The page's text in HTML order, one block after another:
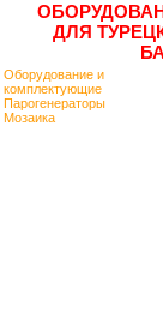
ДЛЯ
Оборудование и
комплектующие
Парогенераторы
Мозаика